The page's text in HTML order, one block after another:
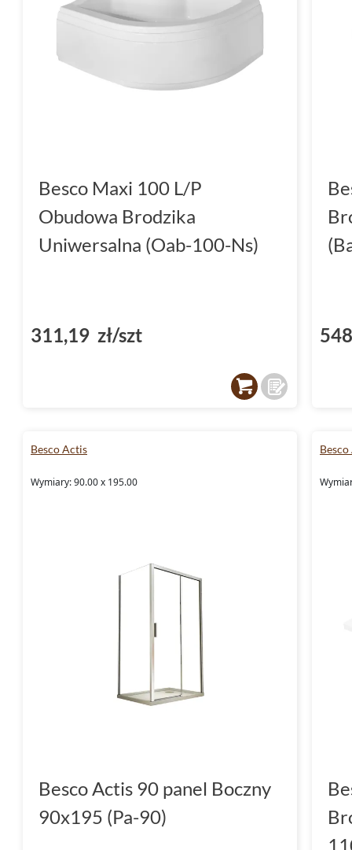
Besco Maxi 100 L/P
Obudowa Brodzika
Uniwersalna (Oab-100-Ns)
311,19 zł/szt
Besco Actis
Wymiary: 90.00 x 195.00
Besco Actis 90 panel Boczny
90x195 (Pa-90)